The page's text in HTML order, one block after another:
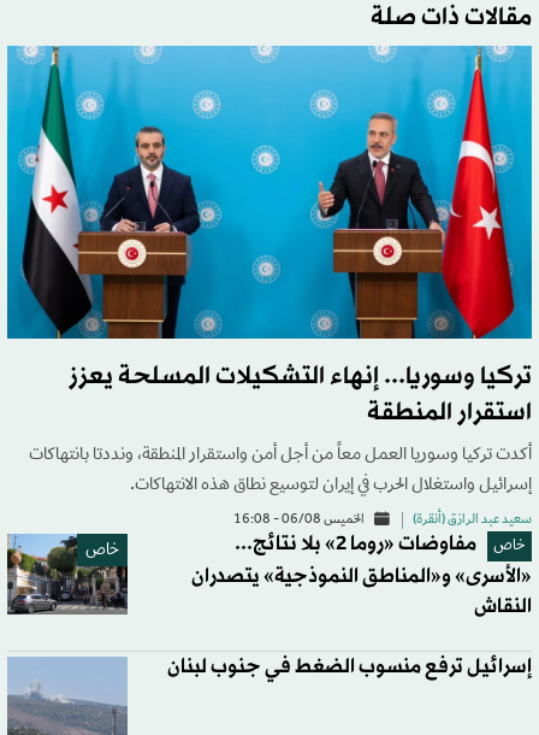
مقالات ذات صلة
تركيا وسوريا... إنهاء التشكيلات المسلحة يعزز
استقرار المنطقة
أكدت تركيا وسوريا العمل معاً من أجل أمن واستقرار المنطقة، ونددتا بانتهاكات
إسرائيل واستغلال الحرب في إيران لتوسيع نطاق هذه الانتهاكات.
سعيد عبد الرازق (أنقرة) الخميس 06/08 - 16:08
خاص خاص
مفاوضات «روما 2» بلا نتائج...
«الأسرى» و«المناطق النموذجية» يتصدران
النقاش
إسرائيل ترفع منسوب الضغط في جنوب لبنان